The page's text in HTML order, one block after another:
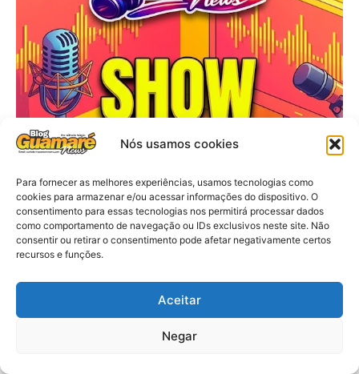
Nós usamos cookies
Para fornecer as melhores experiências, usamos tecnologias como
cookies para armazenar e/ou acessar informações do dispositivo. O
consentimento para essas tecnologias nos permitirá processar dados
como comportamento de navegação ou IDs exclusivos neste site. Não
consentir ou retirar o consentimento pode afetar negativamente certos
recursos e funções.
Aceitar
Negar